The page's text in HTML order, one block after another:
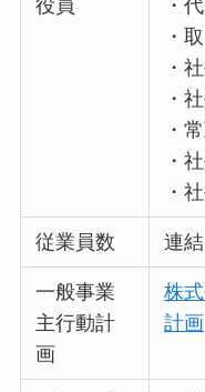
役員 ・
・
・
・
・
・
・
従業員数 連
一般事業
主行動計
画
株
計画